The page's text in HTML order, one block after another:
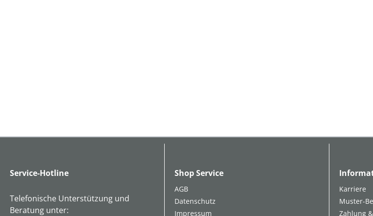
Service-Hotline
Telefonische Unterstützung und
Beratung unter:
Shop Service
AGB
Datenschutz
Impressum
Karriere
Muster-
Zahlung